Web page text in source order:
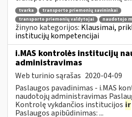
tvarka
transporto priemonių savininkai
transporto priemonių valdytojai
naudotojo
žinyno kategorijos: Klausimai,
institucijų kompetencijai
i.MAS kontrolės institucijų
administravimas
Web turinio sąrašas 2020-04-09
Paslaugos pavadinimas - i.MAS
naudotojų administravimas
Kontrolę vykdančios institucijos ir
Paslaugos apibūdinimas: ...